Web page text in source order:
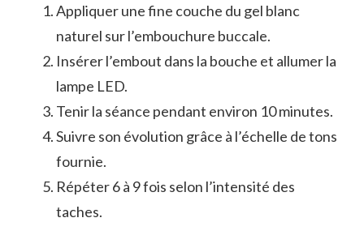
Appliquer une fine couche du gel blanc
naturel sur l’embouchure buccale.
Insérer l’embout dans la bouche et allumer la
lampe LED.
Tenir la séance pendant environ 10 minutes.
Suivre son évolution grâce à l’échelle de tons
fournie.
Répéter 6 à 9 fois selon l’intensité des
taches.